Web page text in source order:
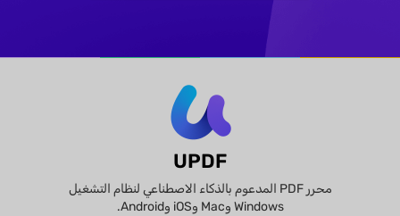
UPDF
محرر PDF المدعوم بالذكاء الاصطناعي لنظام التشغيل
Windows وMac وiOS وAndroid.